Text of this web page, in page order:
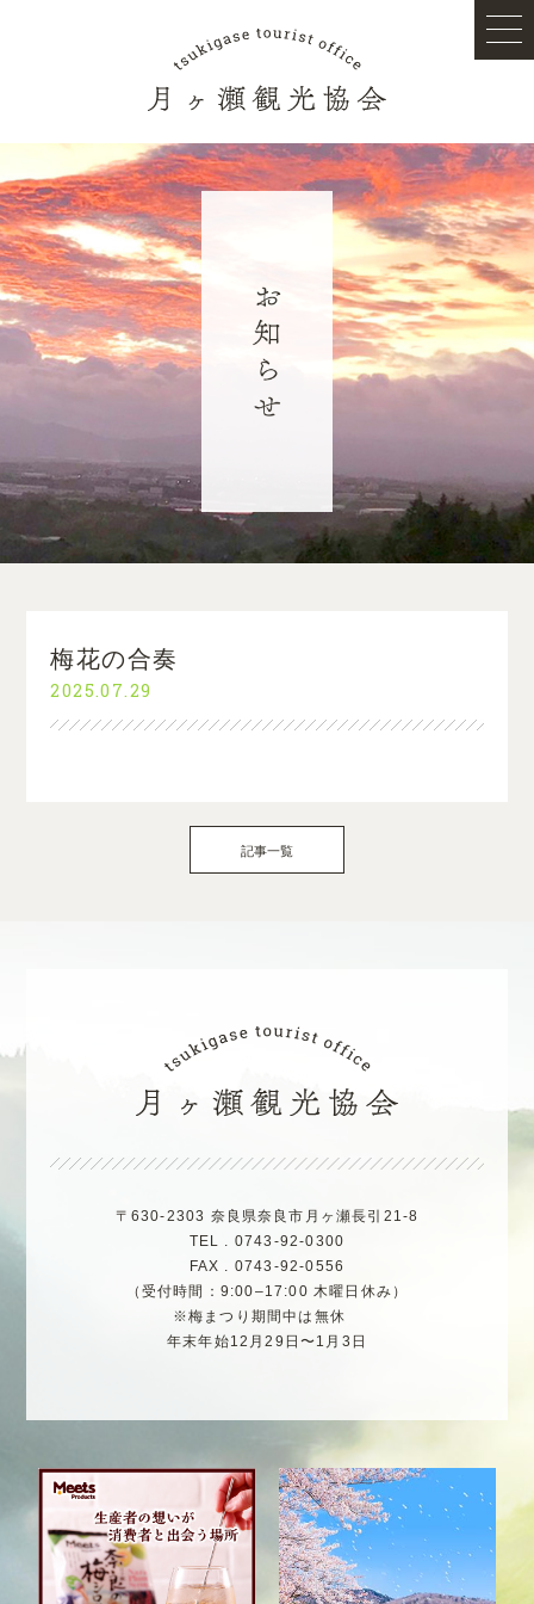
梅花の合奏
2025.07.29
記事一覧
〒630-2303 奈良県奈良市月ヶ瀬長引21-8
TEL . 0743-92-0300
FAX . 0743-92-0556
（受付時間：9:00–17:00 木曜日休み）
※梅まつり期間中は無休
年末年始12月29日〜1月3日